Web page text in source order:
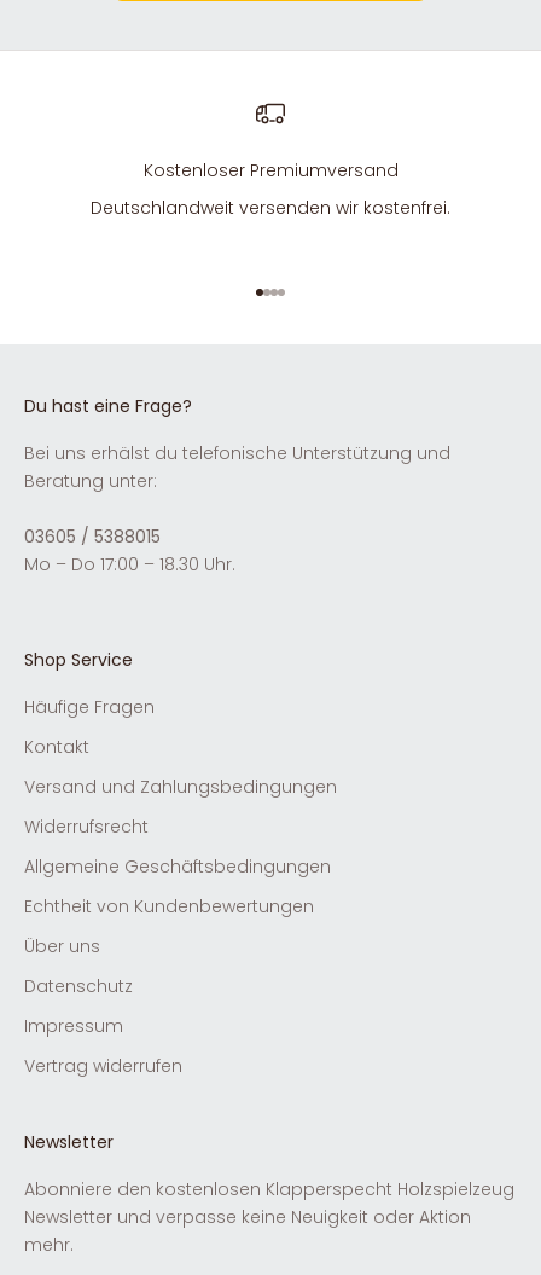
Kostenloser Premiumversand
Deutschlandweit versenden wir kostenfrei.
Gehe zu Element 1
Gehe zu Element 2
Gehe zu Element 3
Gehe zu Element 4
Du hast eine Frage?
Bei uns erhälst du telefonische Unterstützung und
Beratung unter:
03605 / 5388015
Mo – Do 17:00 – 18.30 Uhr.
Shop Service
Häufige Fragen
Kontakt
Versand und Zahlungsbedingungen
Widerrufsrecht
Allgemeine Geschäftsbedingungen
Echtheit von Kundenbewertungen
Über uns
Datenschutz
Impressum
Vertrag widerrufen
Newsletter
Abonniere den kostenlosen Klapperspecht Holzspielzeug
Newsletter und verpasse keine Neuigkeit oder Aktion
mehr.